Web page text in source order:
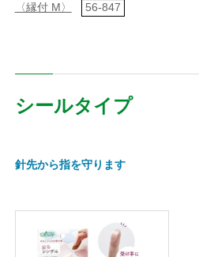
〈縁付 M〉
56-847
シールタイプ
針先から指を守ります